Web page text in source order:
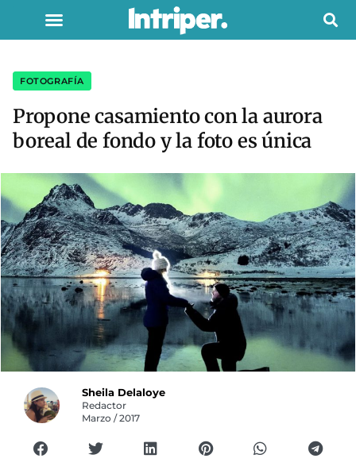
FOTOGRAFÍA
Propone casamiento con la aurora
boreal de fondo y la foto es única
Sheila Delaloye
Redactor
Marzo / 2017